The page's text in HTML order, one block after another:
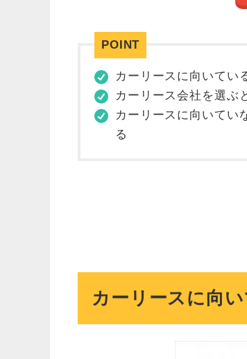
カーリースに向いてい
カーリース会社を選ぶ
カーリースに向いてい
る
カーリースに向